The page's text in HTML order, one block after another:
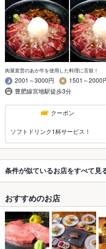
肉屋直営のあか牛を使用した料理に舌鼓！
2001～3000円
1501～2000
豊肥線宮地駅徒歩3分
クーポン
ソフトドリンク1杯サービス！
条件が似ているお店をすべて見
おすすめのお店